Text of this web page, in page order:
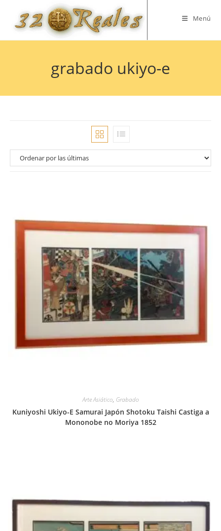
contenido
Menú
grabado ukiyo-e
Arte Asiático, Grabado
Kuniyoshi Ukiyo-E Samurai Japón Shotoku Taishi Castiga a
Mononobe no Moriya 1852